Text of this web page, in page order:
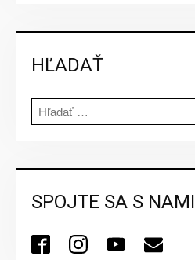
HĽADAŤ
Hľadať:
SPOJTE SA S NAMI